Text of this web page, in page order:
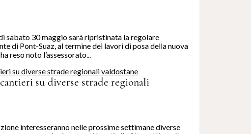
sabato 30 maggio sarà ripristinata la regolare
di Pont-Suaz, al termine dei lavori di posa della nuova
reso noto l’assessorato...
su diverse strade regionali
interesseranno nelle prossime settimane diverse